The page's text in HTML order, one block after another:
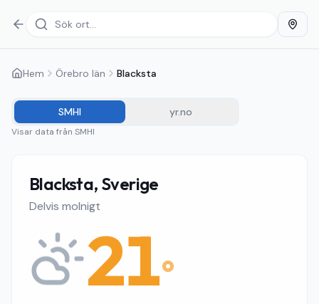
Hem Örebro län Blacksta
SMHI yr.no
Visar data från SMHI
Blacksta, Sverige
Delvis molnigt
21°